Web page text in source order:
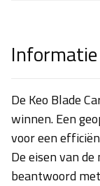
Informatie
De Keo Blade
winnen. Een
voor een
De eisen van
beantwoord